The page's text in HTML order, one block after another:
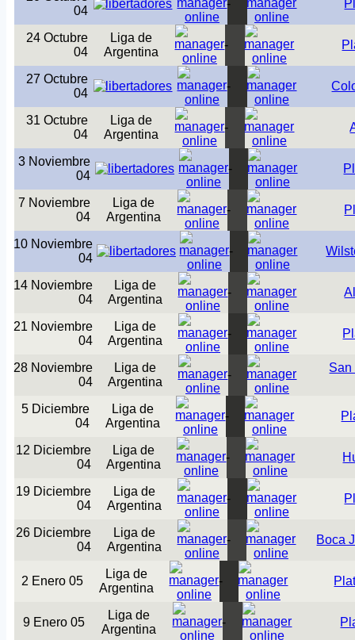
04
-
24 Octubre
04
Liga de
Argentina
-
27 Octubre
04
-
31 Octubre
04
Liga de
Argentina
-
3 Noviembre
04
-
7 Noviembre
04
Liga de
Argentina
-
10 Noviembre
04
-
14 Noviembre
04
Liga de
Argentina
-
21 Noviembre
04
Liga de
Argentina
-
28 Noviembre
04
Liga de
Argentina
-
San
5 Diciembre
04
Liga de
Argentina
-
12 Diciembre
04
Liga de
Argentina
-
19 Diciembre
04
Liga de
Argentina
-
26 Diciembre
04
Liga de
Argentina
- Boca
2 Enero 05
Liga de
Argentina
-
9 Enero 05
Liga de
Argentina
-